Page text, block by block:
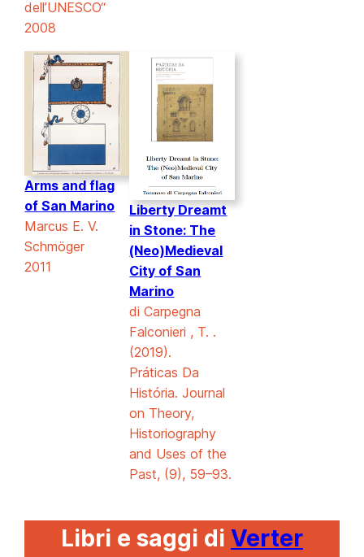
dell’UNESCO“
2008
Arms and flag
of San Marino
Marcus E. V.
Schmöger
2011
Liberty Dreamt
in Stone: The
(Neo)Medieval
City of San
Marino
di Carpegna
Falconieri , T. .
(2019).
Práticas Da
História. Journal
on Theory,
Historiography
and Uses of the
Past, (9), 59–93.
Libri e saggi di Verter